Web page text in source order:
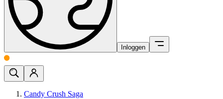
Inloggen
Candy Crush Saga